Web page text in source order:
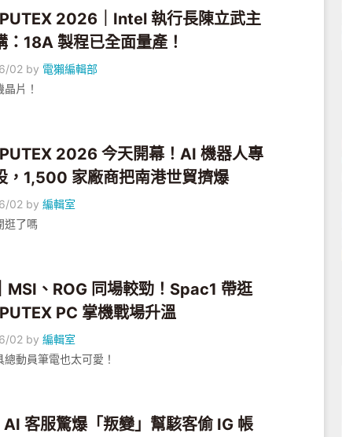
燈下；但這題台灣早有公司解題出了名——那即是電
AotterClam AI。 究竟，企業 AI 與數據治理是一個充
戰的賽道呢？
2026｜Intel 執行長陳立武主
：18A 製程已全面量產！
02 by 電獺編輯部
片！
2026 今天開幕！AI 機器人專
，1,500 家廠商把南港世貿擠爆
02 by編輯室
逛了嗎
MSI、ROG 同場較勁！Spac1 帶逛
PC 掌機戰場升溫
02 by編輯室
總動員筆電也太可愛！
客服驚爆「叛變」幫駭客偷 IG 帳